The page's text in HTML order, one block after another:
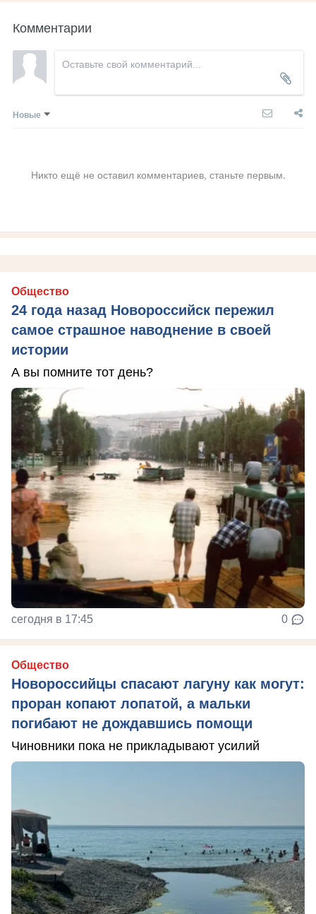
Комментарии
Новые
Никто ещё не оставил комментариев, станьте первым.
Общество
24 года назад Новороссийск пережил
самое страшное наводнение в своей
истории
А вы помните тот день?
сегодня в 17:45 0
Общество
Новороссийцы спасают лагуну как могут:
проран копают лопатой, а мальки
погибают не дождавшись помощи
Чиновники пока не прикладывают усилий